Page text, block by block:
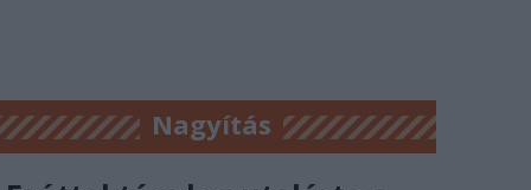
Nagyítás